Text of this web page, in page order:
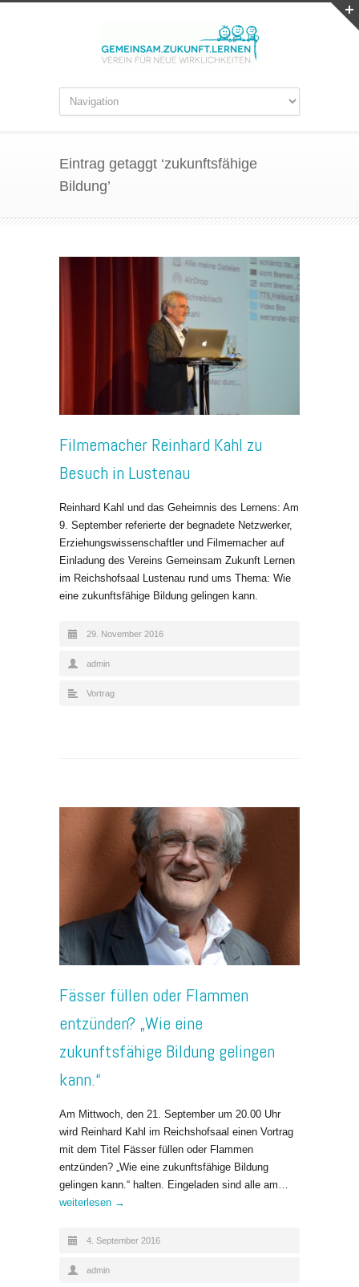
Eintrag getaggt ‘zukunftsfähige
Bildung’
Filmemacher Reinhard Kahl zu
Besuch in Lustenau
Reinhard Kahl und das Geheimnis des Lernens: Am
9. September referierte der begnadete Netzwerker,
Erziehungswissenschaftler und Filmemacher auf
Einladung des Vereins Gemeinsam Zukunft Lernen
im Reichshofsaal Lustenau rund ums Thema: Wie
eine zukunftsfähige Bildung gelingen kann.
29. November 2016
admin
Vortrag
Fässer füllen oder Flammen
entzünden? „Wie eine
zukunftsfähige Bildung gelingen
kann.“
Am Mittwoch, den 21. September um 20.00 Uhr
wird Reinhard Kahl im Reichshofsaal einen Vortrag
mit dem Titel Fässer füllen oder Flammen
entzünden? „Wie eine zukunftsfähige Bildung
gelingen kann.“ halten. Eingeladen sind alle am…
weiterlesen →
4. September 2016
admin